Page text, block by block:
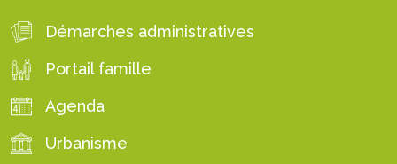
Démarches administratives
Portail famille
Agenda
Urbanisme